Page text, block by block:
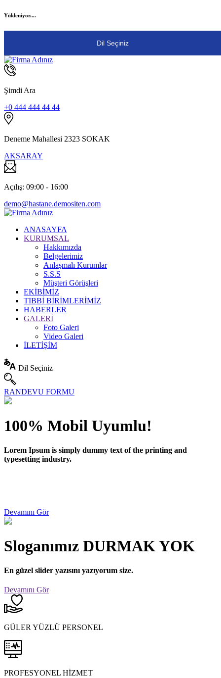
Yükleniyor....
Dil Seçiniz
Şimdi Ara
+0 444 444 44 44
Deneme Mahallesi 2323 SOKAK
AKSARAY
Açılış: 09:00 - 16:00
demo@hastane.demositen.com
ANASAYFA
KURUMSAL
Hakkımızda
Belgelerimiz
Anlaşmalı Kurumlar
S.S.S
Müşteri Görüşleri
EKİBİMİZ
TIBBİ BİRİMLERİMİZ
HABERLER
GALERİ
Foto Galeri
Video Galeri
İLETİŞİM
Dil Seçiniz
RANDEVU FORMU
100% Mobil Uyumlu!
Lorem Ipsum is simply dummy text of the printing and
typesetting industry.
Devamını Gör
Sloganımız DURMAK YOK
En güzel slider yazısını yazıyorum size.
Devamını Gör
GÜLER YÜZLÜ PERSONEL
PROFESYONEL HİZMET